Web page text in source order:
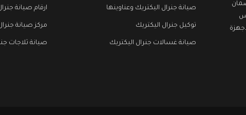
صيانة جنرال اليكتريك وعناوينها ارقام صيانة
توكيل جنرال اليكتريك مركز صيانة
صيانة غسالات جنرال اليكتريك صيانة ثلاجات